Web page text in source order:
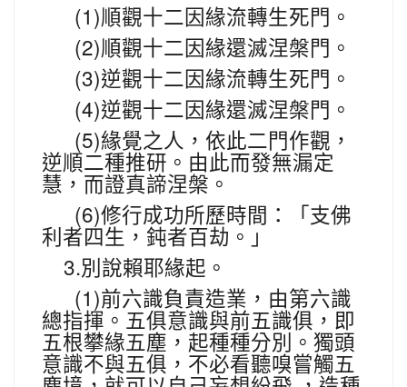
(1)順觀十二因緣流轉生死門。
(2)順觀十二因緣還滅涅槃門。
(3)逆觀十二因緣流轉生死門。
(4)逆觀十二因緣還滅涅槃門。
(5)緣覺之人，依此二門作觀，
逆順二種推研。由此而發無漏定
慧，而證真諦涅槃。
(6)修行成功所歷時間：「支佛
利者四生，鈍者百劫。」
3.別說賴耶緣起。
(1)前六識負責造業，由第六識
總指揮。五俱意識與前五識俱，即
五根攀緣五塵，起種種分別。獨頭
意識不與五俱，不必看聽嗅嘗觸五